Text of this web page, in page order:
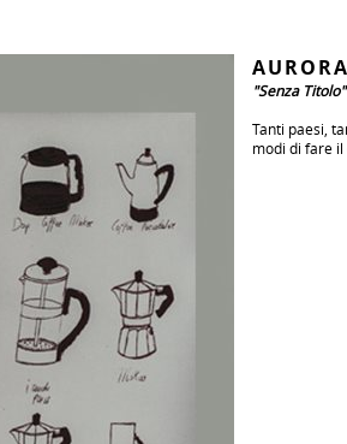
"Senza Titolo"
Tanti paesi,
modi di fare il